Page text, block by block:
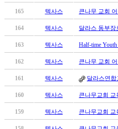
꼴
밍
넷
minky
체
165 텍사스 큰나무 교회
164 텍사스 달라스 동부장
163 텍사스 Half-time Youth
162 텍사스 큰나무 교회
161 텍사스 달라스연
160 텍사스 큰나무교회 교
159 텍사스 큰나무교회 교